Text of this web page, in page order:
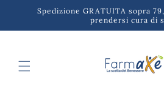
direttamente
Spedizione GRATUITA sopra
prendersi cura di